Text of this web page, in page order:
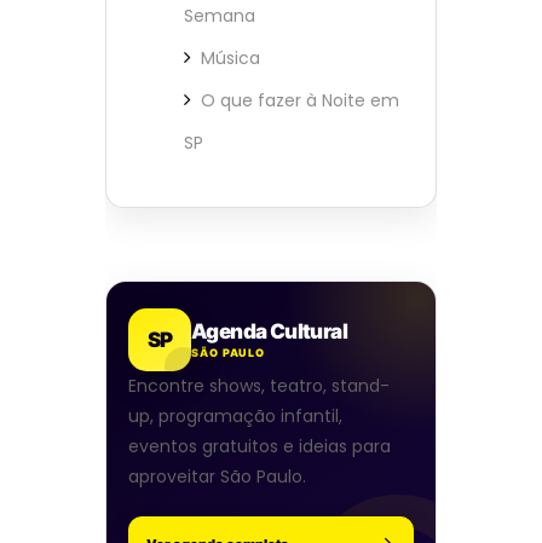
Semana
Música
O que fazer à Noite em
SP
SP Agenda Cultural
SÃO PAULO
Encontre shows, teatro, stand-
up, programação infantil,
eventos gratuitos e ideias para
aproveitar São Paulo.